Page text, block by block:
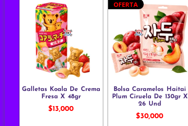
Galletas Koala De Crema
Fresa X 48gr
$13,000
OFERTA
Bolsa Caramelos Haitai
Plum Ciruela De 130gr X
26 Und
$30,000